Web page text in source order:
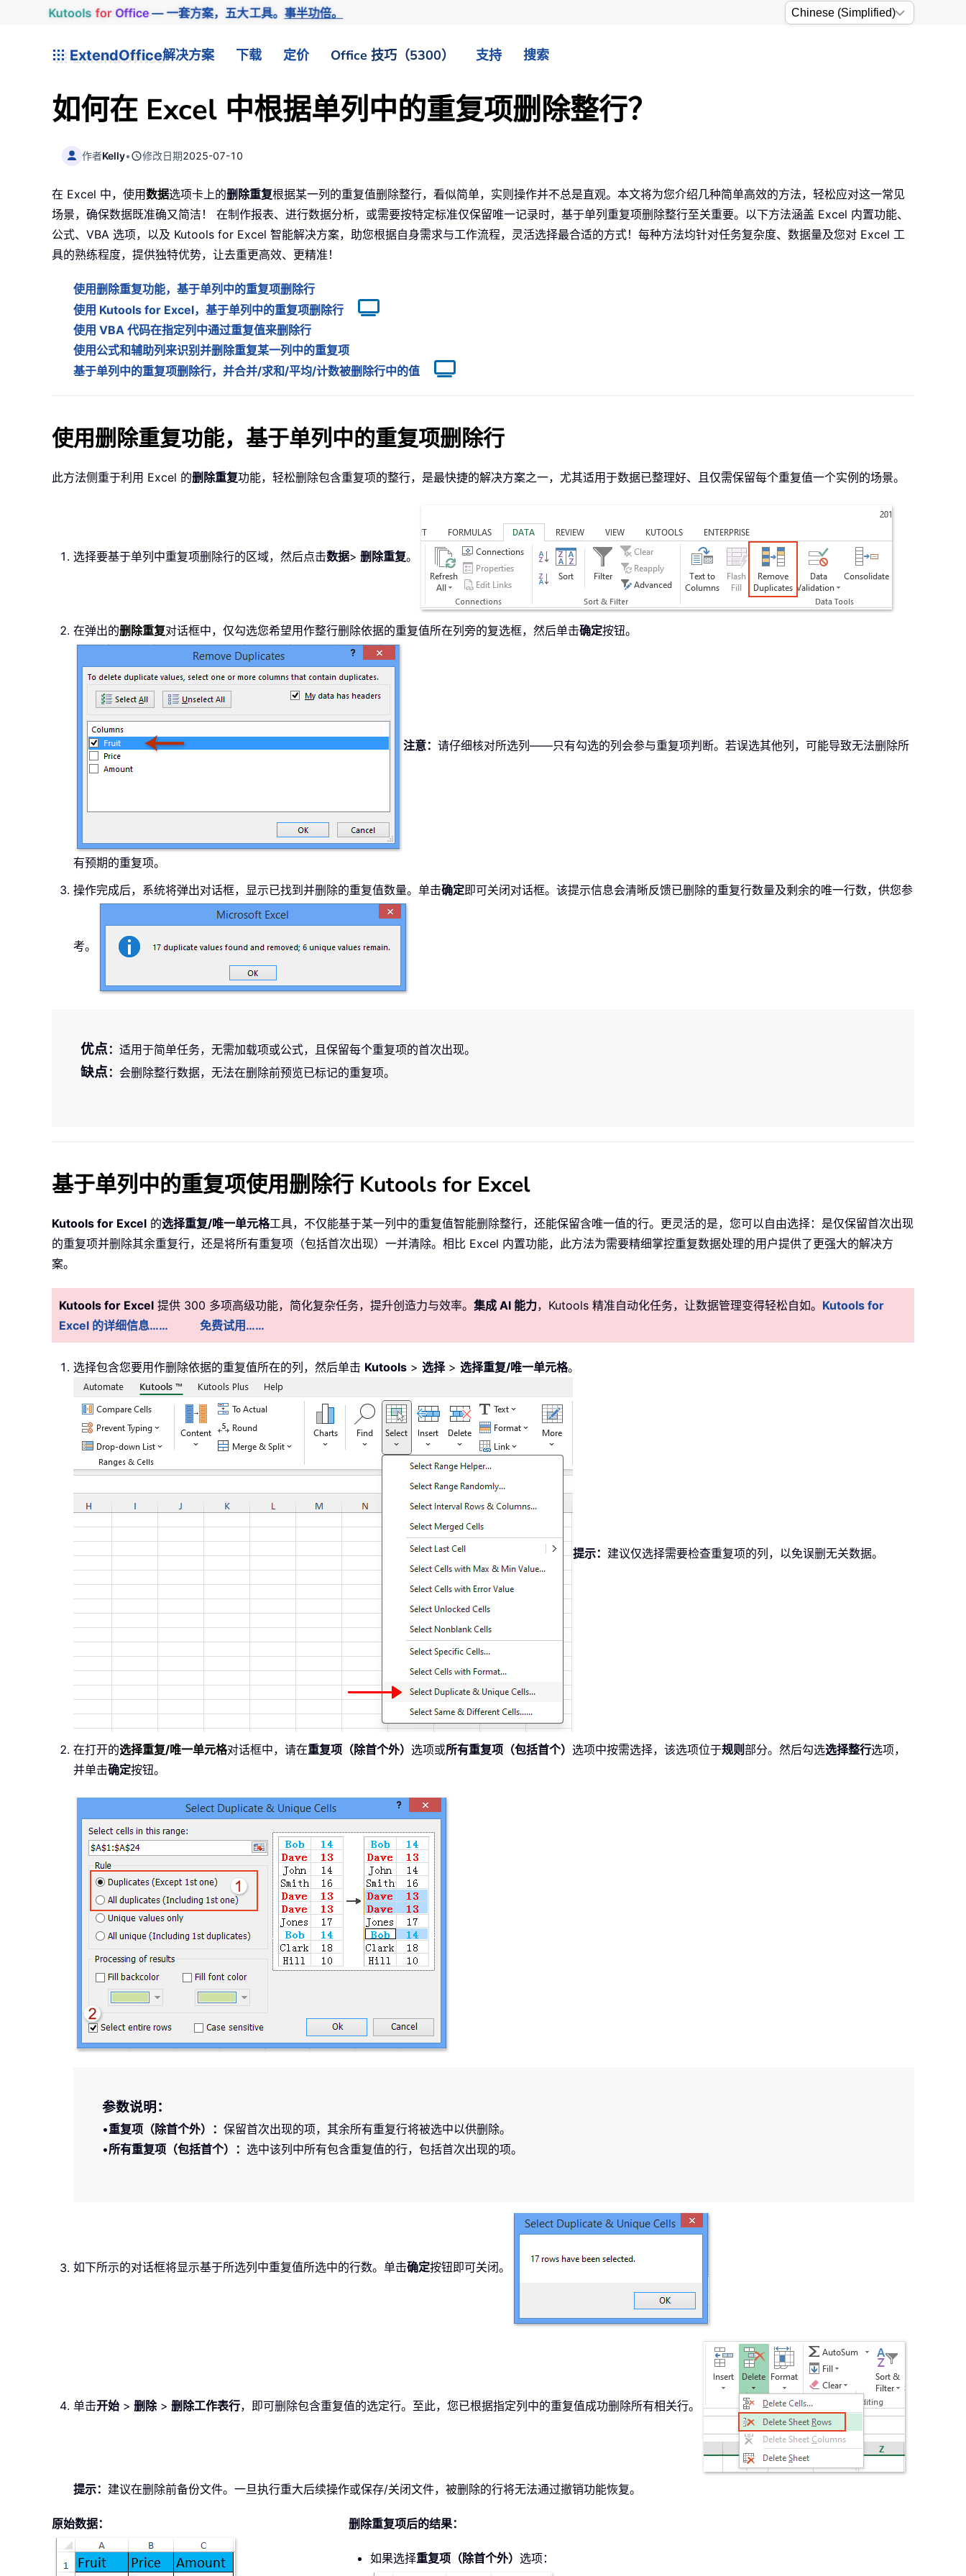
Kutools for Office— 一套方案，五大工具。事半功倍。
ExtendOffice解决方案 下载 定价 Office 技巧（5300） 支持 搜索
如何在 Excel 中根据单列中的重复项删除整行？
作者Kelly• 修改日期2025-07-10
在 Excel 中，使用数据选项卡上的删除重复根据某一列的重复值删除整行，看似简单，实则操作并不总是直观。本文将为您介绍几种简单高效的方法，轻松应对这一常见
场景，确保数据既准确又简洁！ 在制作报表、进行数据分析，或需要按特定标准仅保留唯一记录时，基于单列重复项删除整行至关重要。以下方法涵盖 Excel 内置功能、
公式、VBA 选项，以及 Kutools for Excel 智能解决方案，助您根据自身需求与工作流程，灵活选择最合适的方式！每种方法均针对任务复杂度、数据量及您对 Excel 工
具的熟练程度，提供独特优势，让去重更高效、更精准！
使用删除重复功能，基于单列中的重复项删除行
使用 Kutools for Excel，基于单列中的重复项删除行
使用 VBA 代码在指定列中通过重复值来删除行
使用公式和辅助列来识别并删除重复某一列中的重复项
基于单列中的重复项删除行，并合并/求和/平均/计数被删除行中的值
使用删除重复功能，基于单列中的重复项删除行
此方法侧重于利用 Excel 的删除重复功能，轻松删除包含重复项的整行，是最快捷的解决方案之一，尤其适用于数据已整理好、且仅需保留每个重复值一个实例的场景。
选择要基于单列中重复项删除行的区域，然后点击数据> 删除重复。
在弹出的删除重复对话框中，仅勾选您希望用作整行删除依据的重复值所在列旁的复选框，然后单击确定按钮。
注意： 请仔细核对所选列——只有勾选的列会参与重复项判断。若误选其他列，可能导致无法删除所
有预期的重复项。
操作完成后，系统将弹出对话框，显示已找到并删除的重复值数量。单击确定即可关闭对话框。该提示信息会清晰反馈已删除的重复行数量及剩余的唯一行数，供您参
考。
优点： 适用于简单任务，无需加载项或公式，且保留每个重复项的首次出现。
缺点： 会删除整行数据，无法在删除前预览已标记的重复项。
基于单列中的重复项使用删除行 Kutools for Excel
Kutools for Excel 的选择重复/唯一单元格工具，不仅能基于某一列中的重复值智能删除整行，还能保留含唯一值的行。更灵活的是，您可以自由选择：是仅保留首次出现
的重复项并删除其余重复行，还是将所有重复项（包括首次出现）一并清除。相比 Excel 内置功能，此方法为需要精细掌控重复数据处理的用户提供了更强大的解决方
案。
Kutools for Excel 提供 300 多项高级功能，简化复杂任务，提升创造力与效率。 集成 AI 能力，Kutools 精准自动化任务，让数据管理变得轻松自如。 Kutools for
Excel 的详细信息……
免费试用……
选择包含您要用作删除依据的重复值所在的列，然后单击 Kutools > 选择> 选择重复/唯一单元格。
提示： 建议仅选择需要检查重复项的列，以免误删无关数据。
在打开的选择重复/唯一单元格对话框中，请在重复项（除首个外） 选项或所有重复项（包括首个） 选项中按需选择，该选项位于规则部分。然后勾选选择整行选项，
并单击确定按钮。
参数说明：
•重复项（除首个外）： 保留首次出现的项，其余所有重复行将被选中以供删除。
•所有重复项（包括首个）： 选中该列中所有包含重复值的行，包括首次出现的项。
如下所示的对话框将显示基于所选列中重复值所选中的行数。单击确定按钮即可关闭。
单击开始 > 删除> 删除工作表行，即可删除包含重复值的选定行。至此，您已根据指定列中的重复值成功删除所有相关行。
提示： 建议在删除前备份文件。一旦执行重大后续操作或保存/关闭文件，被删除的行将无法通过撤销功能恢复。
原始数据： 删除重复项后的结果：
如果选择重复项（除首个外）选项：